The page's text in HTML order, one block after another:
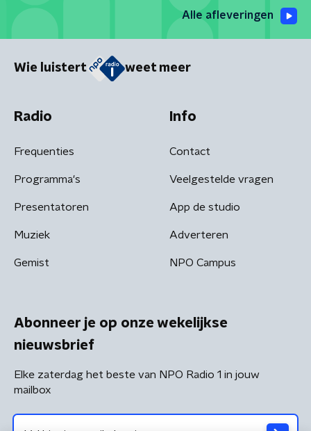
Alle afleveringen
Wie luistert weet meer
Radio
Frequenties
Programma's
Presentatoren
Muziek
Gemist
Info
Contact
Veelgestelde vragen
App de studio
Adverteren
NPO Campus
Abonneer je op onze wekelijkse
nieuwsbrief
Elke zaterdag het beste van NPO Radio 1 in jouw
mailbox